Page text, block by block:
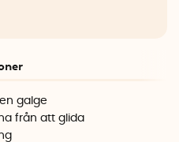
galge
från att glida